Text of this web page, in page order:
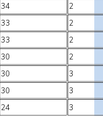
34
2
33
2
33
2
30
2
30
3
30
3
24
3